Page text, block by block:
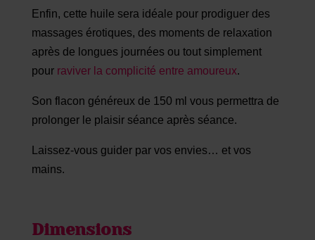
Enfin, cette huile sera idéale pour prodiguer des
massages érotiques, des moments de relaxation
après de longues journées ou tout simplement
pour raviver la complicité entre amoureux.
Son flacon généreux de 150 ml vous permettra de
prolonger le plaisir séance après séance.
Laissez-vous guider par vos envies… et vos
mains.
Dimensions